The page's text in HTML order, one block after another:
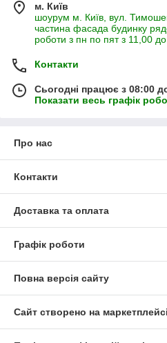
м. Київ
шоурум м. Київ, вул.
частина фасада будинку
роботи з пн по пят з 11,00
Контакти
Сьогодні працює з 08:00
Показати весь графік
Про нас
Контакти
Доставка та оплата
Графік роботи
Повна версія сайту
Сайт створено на маркетплейсі